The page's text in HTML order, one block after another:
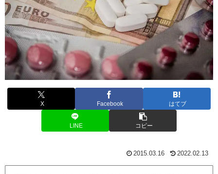
X Facebook はてブ
LINE コピー
2015.03.16 2022.02.13